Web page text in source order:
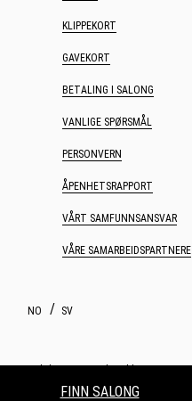
KLIPPEKORT
GAVEKORT
BETALING I SALONG
VANLIGE SPØRSMÅL
PERSONVERN
ÅPENHETSRAPPORT
VÅRT SAMFUNNSANSVAR
VÅRE SAMARBEIDSPARTNERE
NO SV
FINN SALONG